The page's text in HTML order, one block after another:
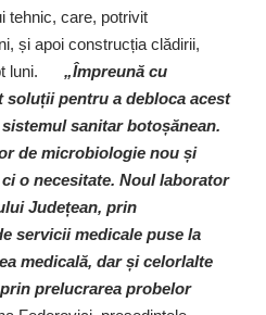
tehnic, care, potrivit
și apoi construcția clădirii,
luni.
„Împreună cu
soluții pentru a debloca acest
sanitar botoșănean.
de microbiologie nou și
o necesitate. Noul laborator
Județean, prin
servicii medicale puse la
medicală, dar și celorlalte
prelucrarea probelor